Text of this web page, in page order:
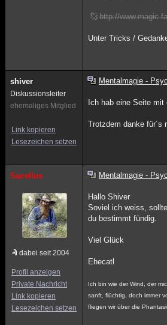
http://www.magic-
Unter Tricks /
shiver
Diskussionsleiter
ehemaliges Mitglied
Link kopieren
Lesezeichen setzen
Mentalmagie -
Ich hab eine Seite
Trotzdem danke für´s
Sucellus
dabei seit 2004
Profil anzeigen
Private Nachricht
Link kopieren
Lesezeichen setzen
Mentalmagie -
Hallo Shiver
Soviel ich weiss,
du bestimmt fündig.
Viel Glück
Ehecatl
Ich bin wie der Wind, der
sanft, flüchtig, doch immer
fliegen wir über die